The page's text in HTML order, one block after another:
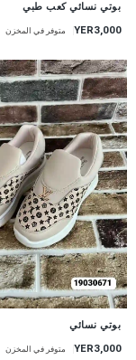
بوتي نسائي كعب طبي
YER3,000 متوفر في المخزن
بوتي نسائي
YER3,000 متوفر في المخزن